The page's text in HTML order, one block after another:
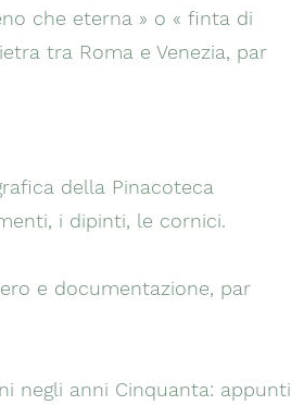
che eterna » o « finta di
tra Roma e Venezia, par
della Pinacoteca
i dipinti, le cornici.
e documentazione, par
negli anni Cinquanta: appunti